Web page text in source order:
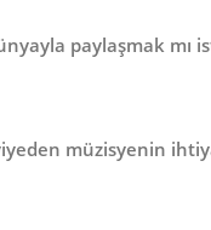
paylaşmak mı
müzisyenin